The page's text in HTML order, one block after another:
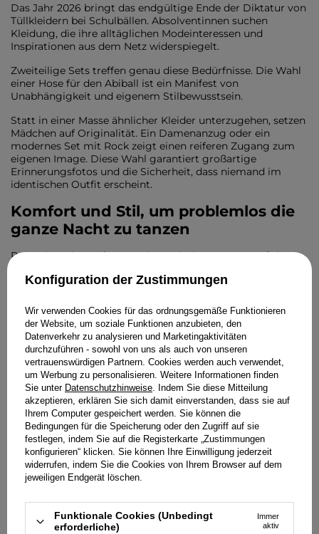
Das Jahr 2026 bringt das endgültige Ende der Diktatur von
Tüllkleidern bei Schulbällen. Absolventinnen suchen
Kleidung, die ihre alltäglichen Modeinteressen und
Inspirationen aus dem Netz widerspiegelt.
Zweiteilige Sets treffen genau diese Bedürfnisse. Die Wahl
einer Hose für den Abiball ist ein Manifest von
Unabhängigkeit und eigenem Stilbewusstsein.
Statt in einer Masse ähnlicher Kleider unterzugehen, setzen
Mädchen auf Originalität. Ein Damenanzug oder ein
modernes Set mit Rock zeigt einen reiferen Zugang zum
eigenen Image. Diese Wahl garantiert großartige
Erinnerungsfotos und die Sicherheit, dass niemand im
identischen Outfit erscheint.
Komfort und Stil, um problemlos die
ganze Nacht zu tanzen
Polonaise, Klassenfotos und stundenlange Party auf der
Korsetts und lange Schleppen machen freie Bewegung
Moderne Sets werden mit Blick auf Komfort entworfen.
Atmungsaktive Stoffe und präzise Schnitte sorgen dafür,
dass die Kleidung mit dem Körper arbeitet. Hosen schützen
vor Reibung und erlauben ausgelassene Tanzbewegungen.
Selbst wenn du hohe Absätze wählst, gleicht der Komfort
des Outfits die müden Füße aus. Der Abiball soll als schöne
Erinnerung bleiben, nicht als Abend in unbequemer
Kleidung. Das passende Set sorgt für wunderbare
Erlebnisse auf der Tanzfläche.
Der Abiball ist die ideale Gelegenheit, den eigenen Stil zu
zeigen. Moderne Schnitte verbinden Eleganz mit
jugendlicher Energie.
Stylings für Taufe und
Konfiguration der Zustimmungen
Wir verwenden Cookies für das ordnungsgemäße Funktionieren
der Website, um soziale Funktionen anzubieten, den
Datenverkehr zu analysieren und Marketingaktivitäten
durchzuführen - sowohl von uns als auch von unseren
vertrauenswürdigen Partnern. Cookies werden auch verwendet,
um Werbung zu personalisieren. Weitere Informationen finden
Sie unter Datenschutzhinweise. Indem Sie diese Mitteilung
akzeptieren, erklären Sie sich damit einverstanden, dass sie auf
Ihrem Computer gespeichert werden. Sie können die
Bedingungen für die Speicherung oder den Zugriff auf sie
festlegen, indem Sie auf die Registerkarte „Zustimmungen
konfigurieren“ klicken. Sie können Ihre Einwilligung jederzeit
widerrufen, indem Sie die Cookies von Ihrem Browser auf dem
jeweiligen Endgerät löschen.
Funktionale Cookies (Unbedingt
erforderliche)
Immer
aktiv